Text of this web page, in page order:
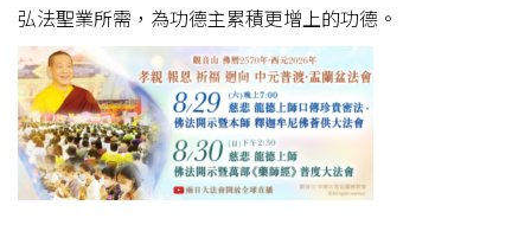
弘法聖業所需，為功德主累積更增上的功德。